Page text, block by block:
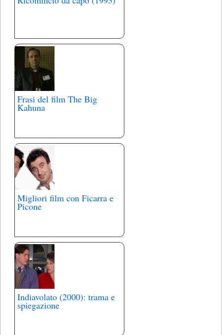
Frasi del film The Big
Kahuna
Migliori film con Ficarra e
Picone
Indiavolato (2000): trama e
spiegazione